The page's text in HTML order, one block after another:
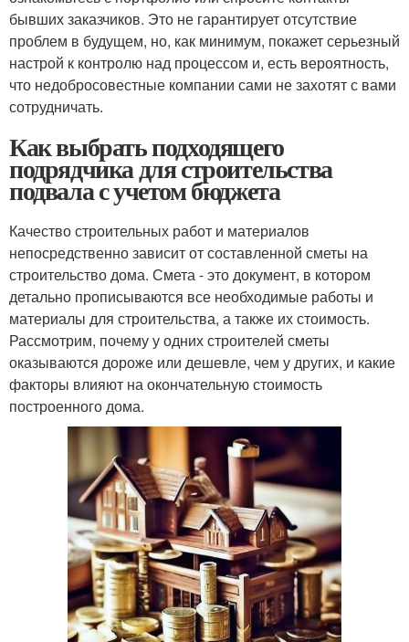
бывших заказчиков. Это не гарантирует отсутствие
проблем в будущем, но, как минимум, покажет серьезный
настрой к контролю над процессом и, есть вероятность,
что недобросовестные компании сами не захотят с вами
сотрудничать.
Как выбрать подходящего
подрядчика для строительства
подвала с учетом бюджета
Качество строительных работ и материалов
непосредственно зависит от составленной сметы на
строительство дома. Смета - это документ, в котором
детально прописываются все необходимые работы и
материалы для строительства, а также их стоимость.
Рассмотрим, почему у одних строителей сметы
оказываются дороже или дешевле, чем у других, и какие
факторы влияют на окончательную стоимость
построенного дома.